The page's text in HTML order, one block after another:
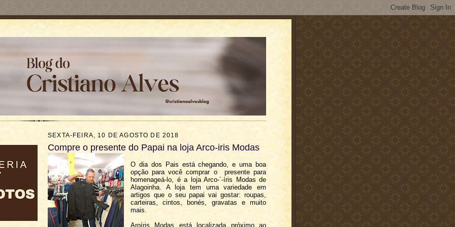
SEXTA-FEIRA, 10 DE AGOSTO DE 2018
Compre o presente do Papai na loja Arco-iris Modas
O dia dos Pais está chegando, e uma boa
opção para você comprar o presente para
homenageá-lo, é a loja Arco-´-íris Modas de
Alagoinha. A loja tem uma variedade em
artigos que o seu papai vai gostar: roupas,
carteiras, cintos, bonés, gravatas e muito
mais.
Aroíris Modas está localizada próximo ao